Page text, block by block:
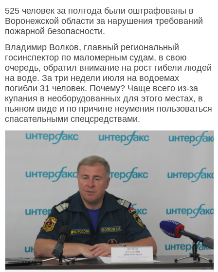
525 человек за полгода были оштрафованы в
Воронежской области за нарушения требований
пожарной безопасности.
Владимир Волков, главный региональный
госинспектор по маломерным судам, в свою
очередь, обратил внимание на рост гибели людей
на воде. За три недели июля на водоемах
погибли 31 человек. Почему? Чаще всего из-за
купания в необорудованных для этого местах, в
пьяном виде и по причине неумения пользоваться
спасательными спецсредствами.